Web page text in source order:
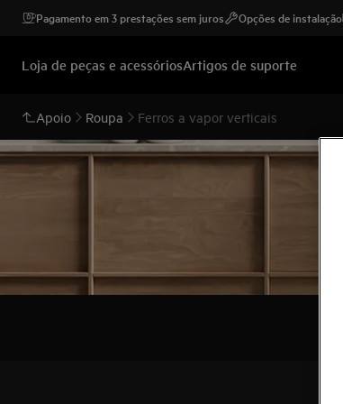
Pagamento em 3 prestações sem juros Opções de instalação
Loja de peças e acessóriosArtigos de suporte
Apoio Roupa Ferros a vapor verticais